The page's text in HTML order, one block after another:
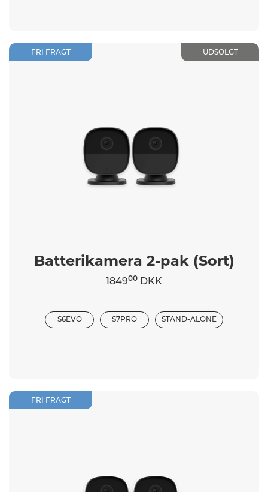
UDSOLGT
FRI FRAGT
Batterikamera 2-pak (Sort)
184900 DKK
S6EVO S7PRO STAND-ALONE
FRI FRAGT